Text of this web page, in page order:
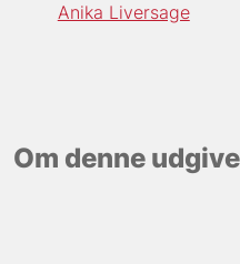
Anika Liversage
Om denne